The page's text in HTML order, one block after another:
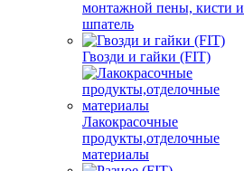
монтажной пены, кисти и
шпатель
Гвозди и гайки (FIT)
Лакокрасочные
продукты,отделочные
материалы